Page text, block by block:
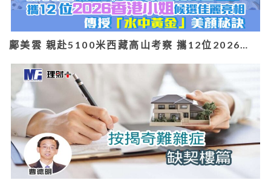
鄺美雲 親赴5100米西藏高山考察 攜12位2026…